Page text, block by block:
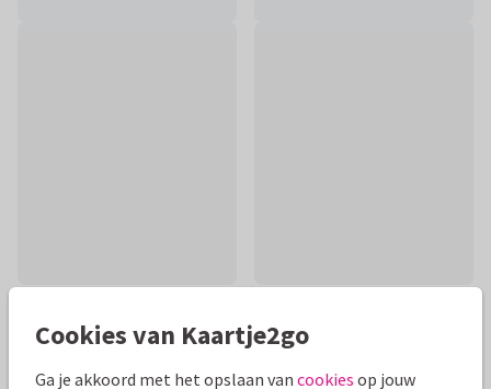
Mooie extra's bij je kaart
Cookies van Kaartje2go
Ga je akkoord met het opslaan van cookies op jouw